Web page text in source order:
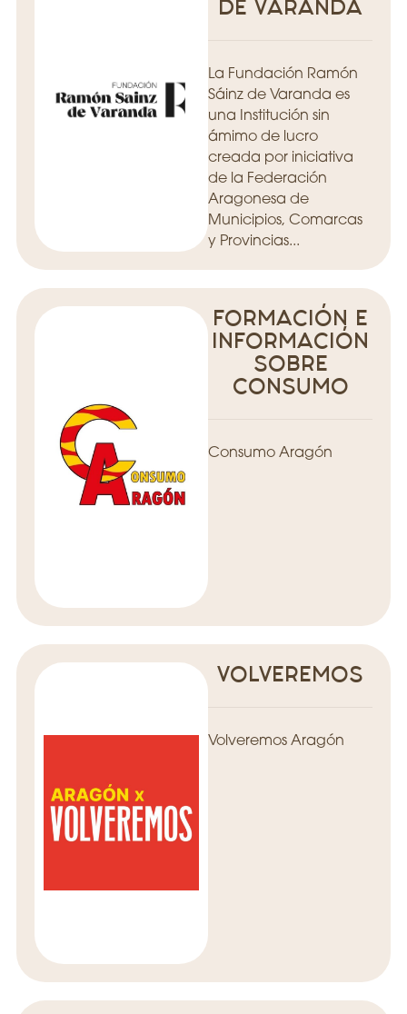
DE VARANDA
La Fundación Ramón
Sáinz de Varanda es
una Institución sin
ámimo de lucro
creada por iniciativa
de la Federación
Aragonesa de
Municipios, Comarcas
y Provincias...
FORMACIÓN E
INFORMACIÓN
SOBRE
CONSUMO
Consumo Aragón
VOLVEREMOS
Volveremos Aragón